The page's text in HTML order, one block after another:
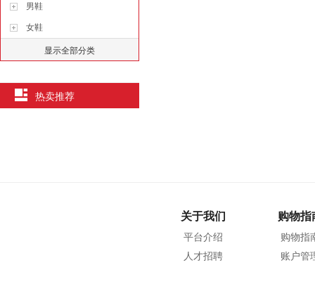
男鞋
女鞋
显示全部分类
热卖推荐
关于我们
平台介绍
人才招聘
购物指
购物指
账户管